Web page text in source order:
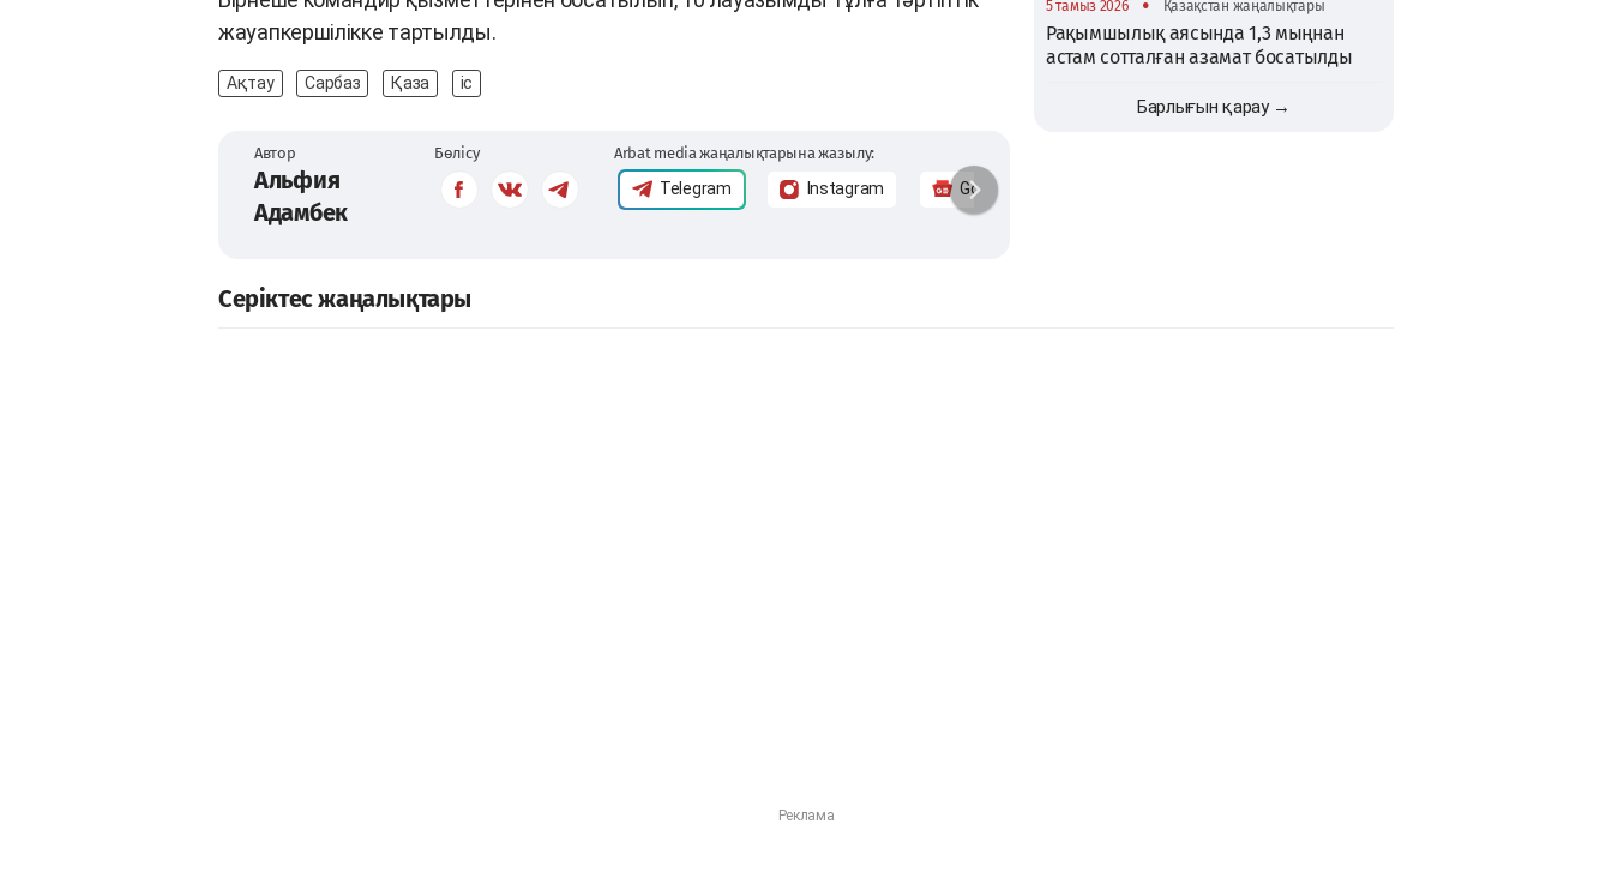
жауапкершілікке тартылды.
Ақтау Сарбаз Қаза іс
Автор
Альфия
Адамбек
Бөлісу Arbat media жаңалықтарына жазылу:
Telegram Instagram Google News
5 тамыз 2026 Қазақстан жаңалықтары
Рақымшылық аясында 1,3 мыңнан
астам сотталған азамат босатылды
Барлығын қарау →
Серіктес жаңалықтары